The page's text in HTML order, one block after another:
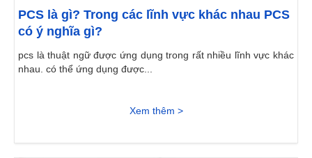
PCS là gì? Trong các lĩnh vực khác nhau PCS
có ý nghĩa gì?
pcs là thuật ngữ được ứng dụng trong rất nhiều lĩnh vực khác
nhau. có thể ứng dụng được...
Xem thêm >